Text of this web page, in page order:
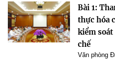
Bài 1:
thực hóa
kiểm
chế
Văn phòng